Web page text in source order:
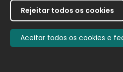
Rejeitar todos os cookies
Aceitar todos os cookies e
Direção-Geral da Educação